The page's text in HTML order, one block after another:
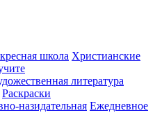
школа Христианские
литература
Раскраски
назидательная Ежедневное